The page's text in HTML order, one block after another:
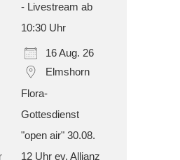
- Livestream ab
10:30 Uhr
16 Aug. 26
Elmshorn
Flora-
Gottesdienst
"open air" 30.08.
12 Uhr ev. Allianz